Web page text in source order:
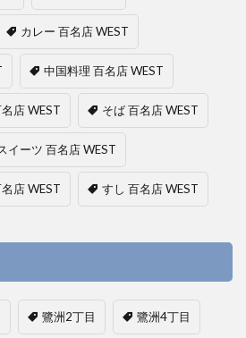
カレー 百名店 WEST
中国料理 百名店 WEST
店 WEST そば 百名店 WEST
イーツ 百名店 WEST
店 WEST すし 百名店 WEST
鷺洲2丁目 鷺洲4丁目